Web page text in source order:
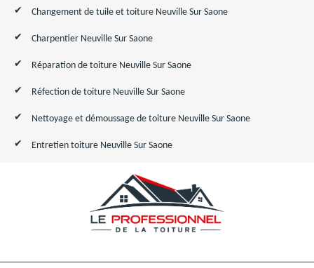
Changement de tuile et toiture Neuville Sur Saone
Charpentier Neuville Sur Saone
Réparation de toiture Neuville Sur Saone
Réfection de toiture Neuville Sur Saone
Nettoyage et démoussage de toiture Neuville Sur Saone
Entretien toiture Neuville Sur Saone